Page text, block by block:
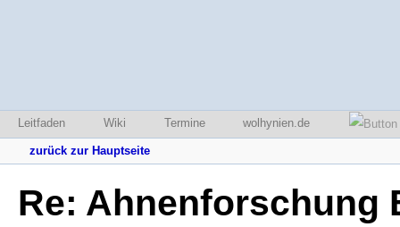
Leitfaden Wiki Termine wolhynien.de
zurück zur Hauptseite
Re: Ahnenforschung